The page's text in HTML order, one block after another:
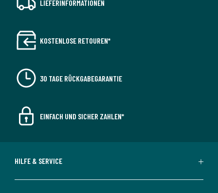
LIEFERINFORMATIONEN
KOSTENLOSE RETOUREN*
30 TAGE RÜCKGABEGARANTIE
EINFACH UND SICHER ZAHLEN*
HILFE & SERVICE